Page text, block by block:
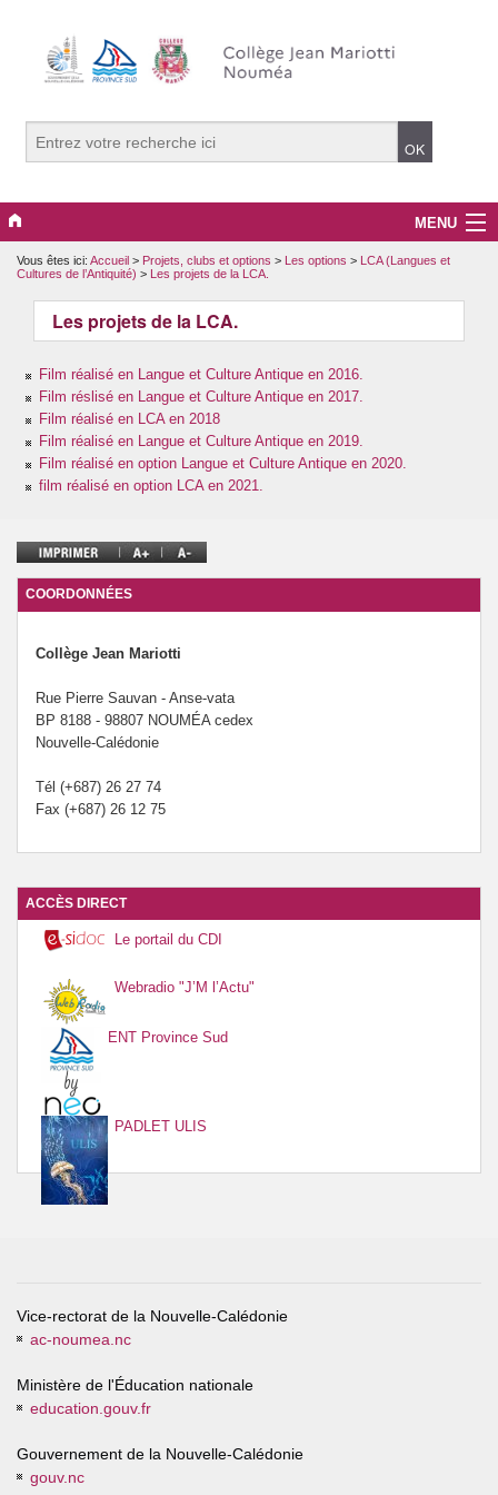
MENU
La vie du collège
PRONOTE
La pédagogie.
Projets, clubs et options
Le développement durable.
Vous êtes ici: Accueil > Projets, clubs et options > Les options >
LCA (Langues et
Cultures de l’Antiquité) > Les projets de la LCA.
Les projets de la LCA.
Film réalisé en Langue et Culture Antique en 2016.
Film réslisé en Langue et Culture Antique en 2017.
Film réalisé en LCA en 2018
Film réalisé en Langue et Culture Antique en 2019.
Film réalisé en option Langue et Culture Antique en 2020.
film réalisé en option LCA en 2021.
COORDONNÉES
Collège Jean Mariotti
Rue Pierre Sauvan - Anse-vata
BP 8188 - 98807 NOUMÉA cedex
Nouvelle-Calédonie
Tél (+687) 26 27 74
Fax (+687) 26 12 75
ACCÈS DIRECT
Le portail du CDI
Webradio "J’M l’Actu"
ENT Province Sud
PADLET ULIS
Vice-rectorat de la Nouvelle-Calédonie
ac-noumea.nc
Ministère de l'Éducation nationale
education.gouv.fr
Gouvernement de la Nouvelle-Calédonie
gouv.nc